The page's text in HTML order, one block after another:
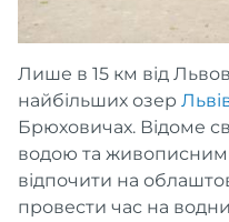
Лише в 15 км від
найбільших озер
Брюховичах. Відоме
водою та
відпочити на
провести час на